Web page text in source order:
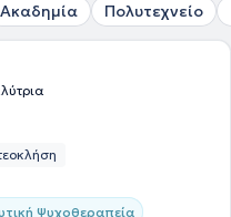
Ακαδημία Πολυτεχνείο
Ψυχοθεραπεία